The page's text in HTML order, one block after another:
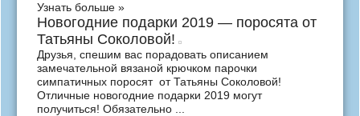
Узнать больше »
Новогодние подарки 2019 — поросята от
Татьяны Соколовой!
Друзья, спешим вас порадовать описанием
замечательной вязаной крючком парочки
симпатичных поросят от Татьяны Соколовой!
Отличные новогодние подарки 2019 могут
получиться! Обязательно ...